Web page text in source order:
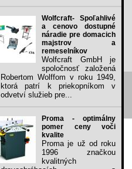
Wolfcraft- Spoľahlivé
a cenovo dostupné
náradie pre domacich
majstrov a
remeselníkov
Wolfcraft GmbH je
spoločnosť založená
Robertom Wolffom v roku 1949,
ktorá patrí k priekopníkom v
odvetví služieb pre...
Proma - optimálny
pomer ceny voči
kvalite
Proma je už od roku
1996 značkou
kvalitných